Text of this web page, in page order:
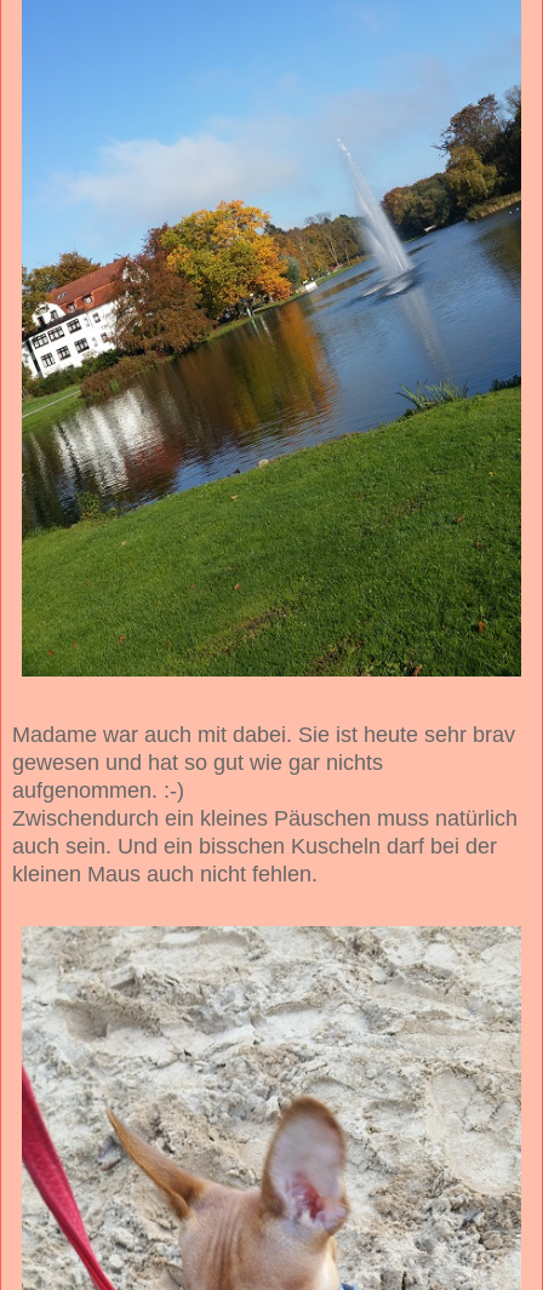
Madame war auch mit dabei. Sie ist heute sehr brav
gewesen und hat so gut wie gar nichts
aufgenommen. :-)
Zwischendurch ein kleines Päuschen muss natürlich
auch sein. Und ein bisschen Kuscheln darf bei der
kleinen Maus auch nicht fehlen.